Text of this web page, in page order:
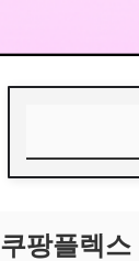
앱 설정 문
쿠팡플렉